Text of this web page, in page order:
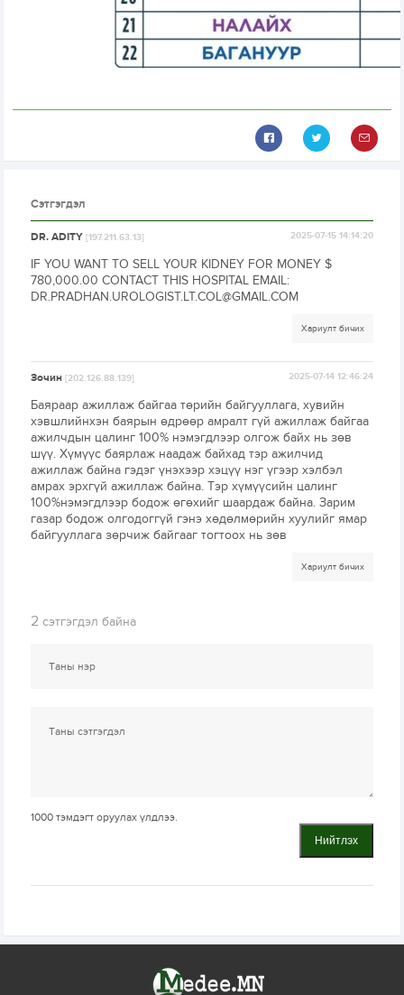
Сэтгэгдэл
DR. ADITY[197.211.63.13] 2025-07-15 14:14:20
IF YOU WANT TO SELL YOUR KIDNEY FOR MONEY $
780,000.00 CONTACT THIS HOSPITAL EMAIL:
DR.PRADHAN.UROLOGIST.LT.COL@GMAIL.COM
Хариулт бичих
Зочин[202.126.88.139] 2025-07-14 12:46:24
Баяраар ажиллаж байгаа төрийн байгууллага, хувийн
хэвшлийнхэн баярын өдрөөр амралт гүй ажиллаж байгаа
ажилчдын цалинг 100% нэмэгдлээр олгож байх нь зөв
шүү. Хүмүүс баярлаж наадаж байхад тэр ажилчид
ажиллаж байна гэдэг үнэхээр хэцүү нэг үгээр хэлбэл
амрах эрхгүй ажиллаж байна. Тэр хүмүүсийн цалинг
100%нэмэгдлээр бодож өгөхийг шаардаж байна. Зарим
газар бодож олгодоггүй гэнэ хөдөлмөрийн хуулийг ямар
байгууллага зөрчиж байгааг тогтоох нь зөв
Хариулт бичих
2 сэтгэгдэл байна
1000 тэмдэгт оруулах үлдлээ.
Нийтлэх